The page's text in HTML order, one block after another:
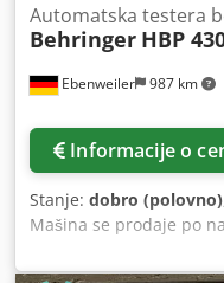
Ebenweiler 987 km
Automatska testera
Behringer HBP
Informacije o
Stanje: dobro (polovno)
Mašina se prodaje po
pod naponom. Lokacija
obruče Behringer HBP